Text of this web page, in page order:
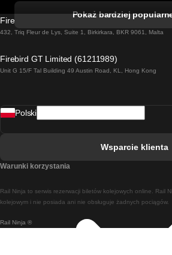
Pociąg Dublin - Galway
Pociąg Rzym - Neapol
Pociąg Madryt - Lizbona
Pociąg Madryt -
Pokaż bardziej
Firebird GT Limited (OC 1451)
432, Triq Fleur de Lys, Suite 1, Birkirkara, BKR 9061, Malta
Firebird GT Limited (61211989)
Unit G 15/F Tal Building 49 Austin Road, KL, Hong Kong
Rail Ninja ®
Rail Ninja to serwis rezerwacji biletów kolejowych online. Rail
kolejowym i nie posiada ani nie obsługuje żadnych pociągów.
Polski
Wsparcie klienta
Warunki korzystania